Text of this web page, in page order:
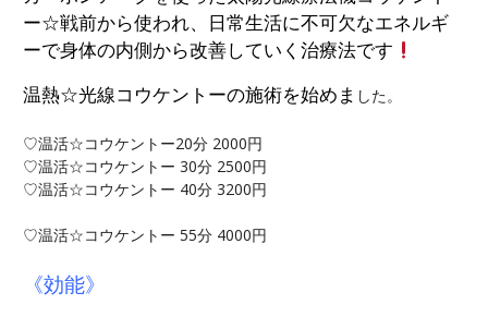
ー☆戦前から使われ、日常生活に不可欠なエネルギ
ーで身体の内側から改善していく治療法です
温熱☆光線コウケントーの施術を始めま した。
♡温活☆コウケントー20分 2000円
♡温活☆コウケントー 30分 2500円
♡温活☆コウケントー 40分 3200円
♡温活☆コウケントー 55分 4000円
《効能》